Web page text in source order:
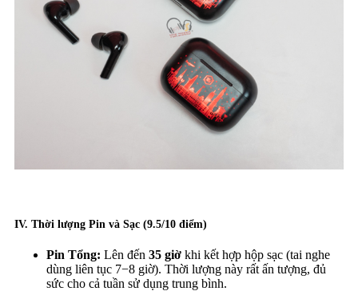
IV. Thời lượng Pin và Sạc (9.5/10 điểm)
Pin Tổng: Lên đến 35 giờ khi kết hợp hộp sạc (tai nghe
dùng liên tục 7−8 giờ). Thời lượng này rất ấn tượng, đủ
sức cho cả tuần sử dụng trung bình.